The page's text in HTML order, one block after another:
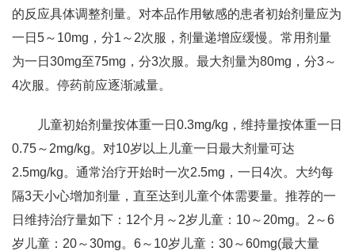
的反应具体调整剂量。对本品作用敏感的患者初始剂量应为
一日5～10mg，分1～2次服，剂量递增应缓慢。常用剂量
为一日30mg至75mg，分3次服。最大剂量为80mg，分3～
4次服。停药前应逐渐减量。
儿童初始剂量按体重一日0.3mg/kg，维持量按体重一日
0.75～2mg/kg。对10岁以上儿童一日最大剂量可达
2.5mg/kg。通常治疗开始时一次2.5mg，一日4次。大约每
隔3天小心增加剂量，直至达到儿童个体需要量。推荐的一
日维持治疗量如下：12个月～2岁儿童：10～20mg。2～6
岁儿童：20～30mg。6～10岁儿童：30～60mg(最大量